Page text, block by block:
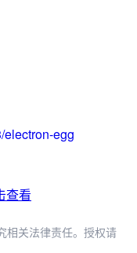
electron-egg
查看
相关法律责任。授权请